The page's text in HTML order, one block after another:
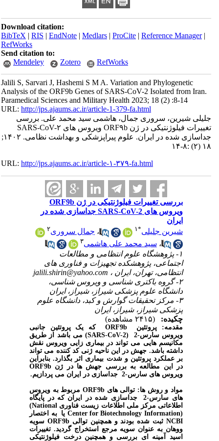
Download citation:
BibTeX|RIS|EndNote|Medlars|ProCite|Reference Manager
RefWorks
Send citation to:
Mendeley
Zotero RefWorks
Jalili S, Sarvari J, Hashemi S M A. Variation and Phylogenetic
Analysis of the ORF9b Genes of SARS-CoV-2 Isolated from Iran.
Paramedical Sciences and Military Health 2023; 18 (2) :8-14
URL:http://jps.ajaums.ac.ir/article-1-379-fa.html
جلیلی شیرین، سروری جمال، هاشمی سید محمد علی. بررسی
تغییرات فیلوژنتیکی در ژن ORF۹b ویروس های SARS-CoV-۲
جداسازی شده در ایران. علوم پیراپزشکی و بهداشت نظامی. ۱۴۰۲;
۱۸ (۲) :۸-۱۴
URL:http://jps.ajaums.ac.ir/article-۱-۳۷۹-fa.html
بررسی تغییرات فیلوژنتیکی در ژن ORF9b
ویروس های SARS-CoV-2 جداسازی شده در
ایران
شیرین جلیلی
۱ ،جمال سروری۲
،سید محمد علی هاشمی
۱- پژوهشگاه علوم انتظامی و مطالعات
اجتماعی، پژوهشکده تجهیزات و فناوری های
انتظامی، تهران، ایران ، jalili.shirin@yahoo.com
۲- گروه باکتری شناسی و ویروس شناسی،
دانشگاه علوم پزشکی شیراز، شیراز، ایران
۳- مرکز تحقیقات گوارش و کبد، دانشگاه علوم
پزشکی شیراز، شیراز، ایران
چکیده:
مقدمه:پروتئین ORF9bکه یک پروتئین جانبی
ویروس سارس-2 (
SARS-CoV-2) می باشد از طریق
مکانیسم هایی می تواند در بیماری زایی ویروس نقش
داشته باشد. جهش در این ناحیه ژنی کد کننده می تواند
بر عملکرد پروتئین و شدت بیماری اثر بگذارد. بنابراین
در این مطالعه به بررسی جهش ها در ژنORF9b
ویروس های سارس-2 جداسازی در ایران می پردازیم.
مواد و روش ها:توالی هایORF9bمربوط به ویروس
های سارس-2 جداسازی شده در ایران که در پایگاه
اطلاعاتیمرکز ملی اطلاعات زیست ‌فناوری (National
Center for Biotechnology Information)یا به اختصار
NCBIثبت شده بودند و همچنین توالی ORF9bسویه
ووهان به عنوان سویه مرجع استخراج گردید. تغییرات
اسید آمینه ای بررسی و همچنین درخت فیلوژنتیکی